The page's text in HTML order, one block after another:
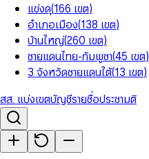
แข่งดุ(166 เขต)
อำเภอเมือง(138 เขต)
บ้านใหญ่(260 เขต)
ชายแดนไทย-กัมพูชา(45 เขต)
3 จังหวัดชายแดนใต้(13 เขต)
สส. แบ่งเขตบัญชีรายชื่อประชามติ